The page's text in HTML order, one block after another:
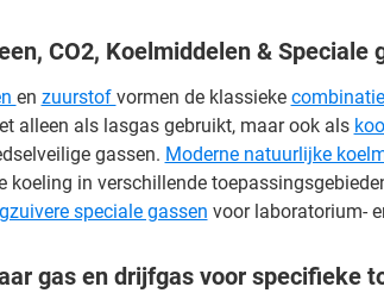
CO2, Koelmiddelen & Speciale
en zuurstof vormen de klassieke
alleen als lasgas gebruikt, maar ook als
gassen. Moderne natuurlijke
koeling in verschillende
speciale gassen voor laboratorium-
gas en drijfgas voor specifieke